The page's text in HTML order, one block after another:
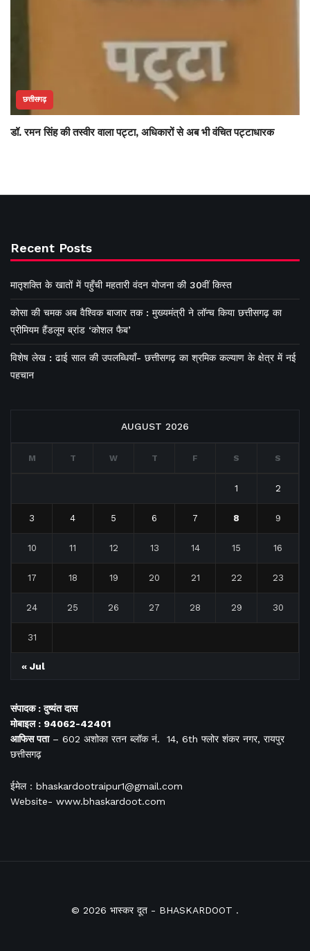
छत्तीसगढ़
डॉ. रमन सिंह की तस्वीर वाला पट्टा, अधिकारों से अब भी वंचित पट्टाधारक
Recent Posts
मातृशक्ति के खातों में पहुँची महतारी वंदन योजना की 30वीं किस्त
कोसा की चमक अब वैश्विक बाजार तक : मुख्यमंत्री ने लॉन्च किया छत्तीसगढ़ का
प्रीमियम हैंडलूम ब्रांड ‘कोशल फैब’
विशेष लेख : ढाई साल की उपलब्धियाँ- छत्तीसगढ़ का श्रमिक कल्याण के क्षेत्र में नई
पहचान
AUGUST 2026
M T W T F S S
1 2
3 4 5 6 7 8 9
10 11 12 13 14 15 16
17 18 19 20 21 22 23
24 25 26 27 28 29 30
31
« Jul
संपादक : दुष्यंत दास
मोबाइल : 94062-42401
आफिसपता– 602 अशोका रतन ब्लॉक नं. 14, 6th फ्लोर शंकर नगर, रायपुर
छत्तीसगढ़
ईमेल : bhaskardootraipur1@gmail.com
Website- www.bhaskardoot.com
© 2026 भास्कर दूत - BHASKARDOOT .